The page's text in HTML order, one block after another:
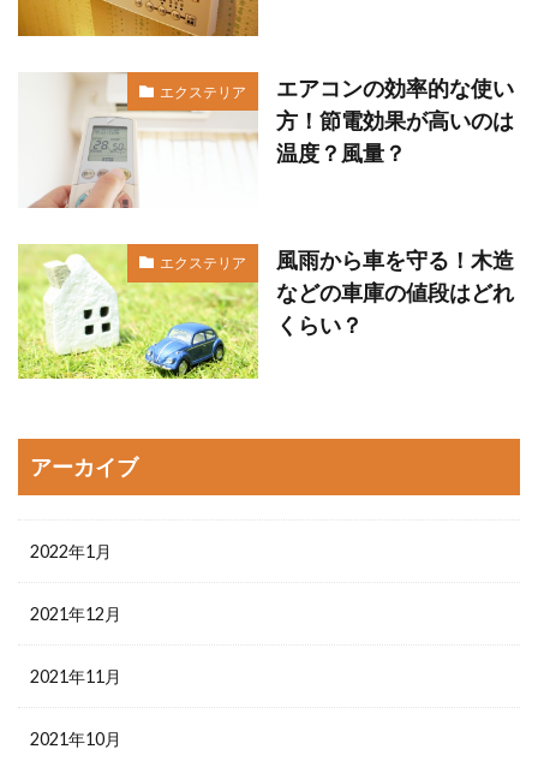
エクステリア
エアコンの効率的な使い
方！節電効果が高いのは
温度？風量？
エクステリア
風雨から車を守る！木造
などの車庫の値段はどれ
くらい？
アーカイブ
2022年1月
2021年12月
2021年11月
2021年10月